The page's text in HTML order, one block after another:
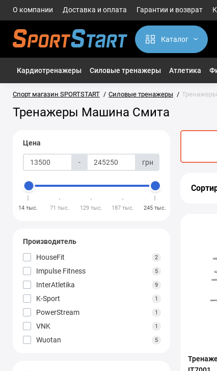
О компании Доставка и оплата Гарантии и возврат
Каталог
Кардиотренажеры Силовые тренажеры Атлетика
Спорт магазин SPORTSTART Силовые тренажеры
Тренажеры Машина Смита
Цена
- грн
14 тыс. 71 тыс. 129 тыс. 187 тыс. 245 тыс.
Производитель
HouseFit
2
Impulse Fitness 5
InterAtletika 9
K-Sport 1
PowerStream 1
VNK 1
Wuotan 5